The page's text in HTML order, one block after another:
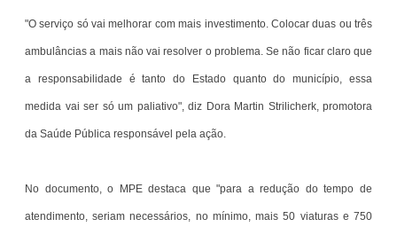
"O serviço só vai melhorar com mais investimento. Colocar duas ou três
ambulâncias a mais não vai resolver o problema. Se não ficar claro que
a responsabilidade é tanto do Estado quanto do município, essa
medida vai ser só um paliativo", diz Dora Martin Strilicherk, promotora
da Saúde Pública responsável pela ação.
No documento, o MPE destaca que "para a redução do tempo de
atendimento, seriam necessários, no mínimo, mais 50 viaturas e 750